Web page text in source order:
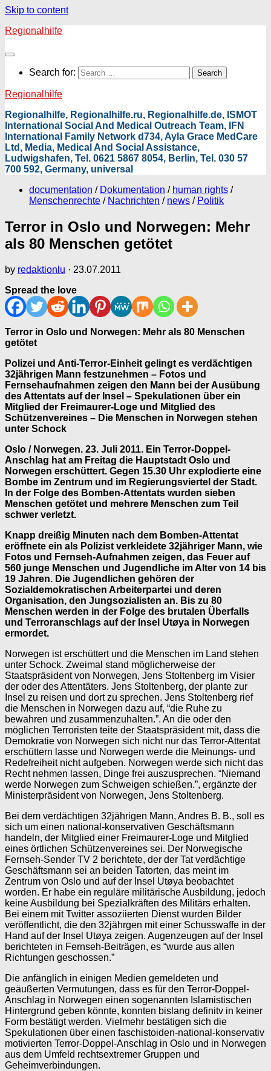
Skip to content
Regionalhilfe
Search for:
Regionalhilfe
Regionalhilfe, Regionalhilfe.ru, Regionalhilfe.de, ISMOT
International Social And Medical Outreach Team, IFN
International Family Network d734, Ayla Grace MedCare
Ltd, Media, Medical And Social Assistance,
Ludwigshafen, Tel. 0621 5867 8054, Berlin, Tel. 030 57
700 592, Germany, universal
documentation / Dokumentation / human rights /
Menschenrechte / Nachrichten / news / Politik
Terror in Oslo und Norwegen: Mehr
als 80 Menschen getötet
by redaktionlu · 23.07.2011
Spread the love
Terror in Oslo und Norwegen: Mehr als 80 Menschen
getötet
Polizei und Anti-Terror-Einheit gelingt es verdächtigen
32jährigen Mann festzunehmen – Fotos und
Fernsehaufnahmen zeigen den Mann bei der Ausübung
des Attentats auf der Insel – Spekulationen über ein
Mitglied der Freimaurer-Loge und Mitglied des
Schützenvereines – Die Menschen in Norwegen stehen
unter Schock
Oslo / Norwegen. 23. Juli 2011. Ein Terror-Doppel-
Anschlag hat am Freitag die Hauptstadt Oslo und
Norwegen erschüttert. Gegen 15.30 Uhr explodierte eine
Bombe im Zentrum und im Regierungsviertel der Stadt.
In der Folge des Bomben-Attentats wurden sieben
Menschen getötet und mehrere Menschen zum Teil
schwer verletzt.
Knapp dreißig Minuten nach dem Bomben-Attentat
eröffnete ein als Polizist verkleidete 32jähriger Mann, wie
Fotos und Fernseh-Aufnahmen zeigen, das Feuer auf
560 junge Menschen und Jugendliche im Alter von 14 bis
19 Jahren. Die Jugendlichen gehören der
Sozialdemokratischen Arbeiterpartei und deren
Organisation, den Jungsozialisten an. Bis zu 80
Menschen werden in der Folge des brutalen Überfalls
und Terroranschlags auf der Insel Utøya in Norwegen
ermordet.
Norwegen ist erschüttert und die Menschen im Land stehen
unter Schock. Zweimal stand möglicherweise der
Staatspräsident von Norwegen, Jens Stoltenberg im Visier
der oder des Attentäters. Jens Stoltenberg, der plante zur
Insel zu reisen und dort zu sprechen. Jens Stoltenberg rief
die Menschen in Norwegen dazu auf, “die Ruhe zu
bewahren und zusammenzuhalten.”. An die oder den
möglichen Terroristen teite der Staatspräsident mit, dass die
Demokratie von Norwegen sich nicht nur das Terror-Attentat
erschüttern lasse und Norwegen werde die Meinungs- und
Redefreiheit nicht aufgeben. Norwegen werde sich nicht das
Recht nehmen lassen, Dinge frei auszusprechen. “Niemand
werde Norwegen zum Schweigen schießen.”, ergänzte der
Ministerpräsident von Norwegen, Jens Stoltenberg.
Bei dem verdächtigen 32jährigen Mann, Andres B. B., soll es
sich um einen national-konservativen Geschäftsmann
handeln, der Mitglied einer Freimaurer-Loge und Mitglied
eines örtlichen Schützenvereines sei. Der Norwegische
Fernseh-Sender TV 2 berichtete, der der Tat verdächtige
Geschäftsmann sei an beiden Tatorten, das meint im
Zentrum von Oslo und auf der Insel Utøya beobachtet
worden. Er habe ein reguläre militärische Ausbildung, jedoch
keine Ausbildung bei Spezialkräften des Militärs erhalten.
Bei einem mit Twitter assoziierten Dienst wurden Bilder
veröffentlicht, die den 32jährgen mit einer Schusswaffe in der
Hand auf der Insel Utøya zeigen. Augenzeugen auf der Insel
berichteten in Fernseh-Beiträgen, es “wurde aus allen
Richtungen geschossen.”
Die anfänglich in einigen Medien gemeldeten und
geäußerten Vermutungen, dass es für den Terror-Doppel-
Anschlag in Norwegen einen sogenannten Islamistischen
Hintergrund geben könnte, konnten bislang definitv in keiner
Form bestätigt werden. Vielmehr bestätigen sich die
Spekulationen über einen faschistoiden-national-konservativ
motivierten Terror-Doppel-Anschlag in Oslo und in Norwegen
aus dem Umfeld rechtsextremer Gruppen und
Geheimverbindungen.